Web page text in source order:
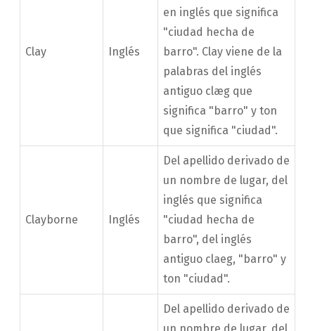
Clay Inglés
en inglés que significa
"ciudad hecha de
barro". Clay viene de la
palabras del inglés
antiguo clæg que
significa "barro" y ton
que significa "ciudad".
Clayborne Inglés
Del apellido derivado de
un nombre de lugar, del
inglés que significa
"ciudad hecha de
barro", del inglés
antiguo claeg, "barro" y
ton "ciudad".
Del apellido derivado de
un nombre de lugar, del